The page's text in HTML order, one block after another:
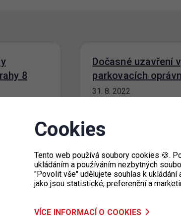
8
pro
Dočasné uzavření
parkovacích
31. 8. 2022
VOZOVNA na adrese Za
2687/18, Praha 3.…
Dočasné uzavření
Cookies
Tento web používá soubory cookies 🍪.
ukládáním a používáním nezbytných
"Povolit vše" udělujete souhlas k
jako jsou statistické, preferenční a
VÍCE INFORMACÍ O COOKIES